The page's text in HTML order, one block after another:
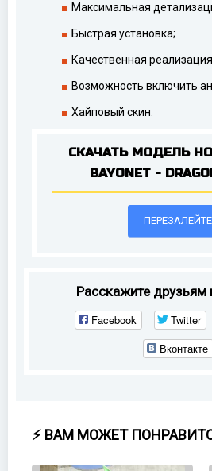
Максимальная
Быстрая установка;
Качественная
Возможность включить
Хайповый скин.
СКАЧАТЬ МОДЕЛЬ
BAYONET -
ПЕРЕЗАЛЕЙТЕ
Расскажите друзьям
Facebook Twitter
Вконтакте
⚡ ВАМ МОЖЕТ